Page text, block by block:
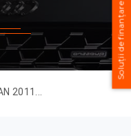
2011...
Soluții de finanțare